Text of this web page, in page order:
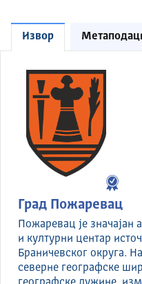
Извор
Град Пожаревац
Пожаревац је значајан
и културни центар
Браничевског округа.
северне географске